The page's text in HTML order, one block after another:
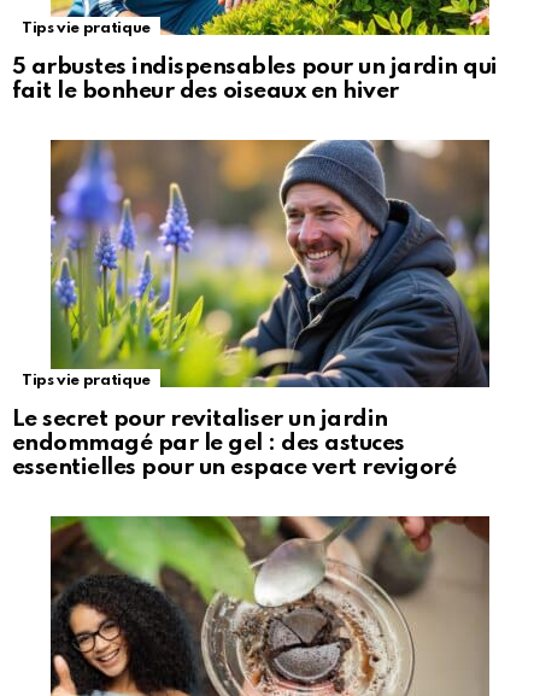
Tips vie pratique
5 arbustes indispensables pour un jardin qui
fait le bonheur des oiseaux en hiver
Tips vie pratique
Le secret pour revitaliser un jardin
endommagé par le gel : des astuces
essentielles pour un espace vert revigoré